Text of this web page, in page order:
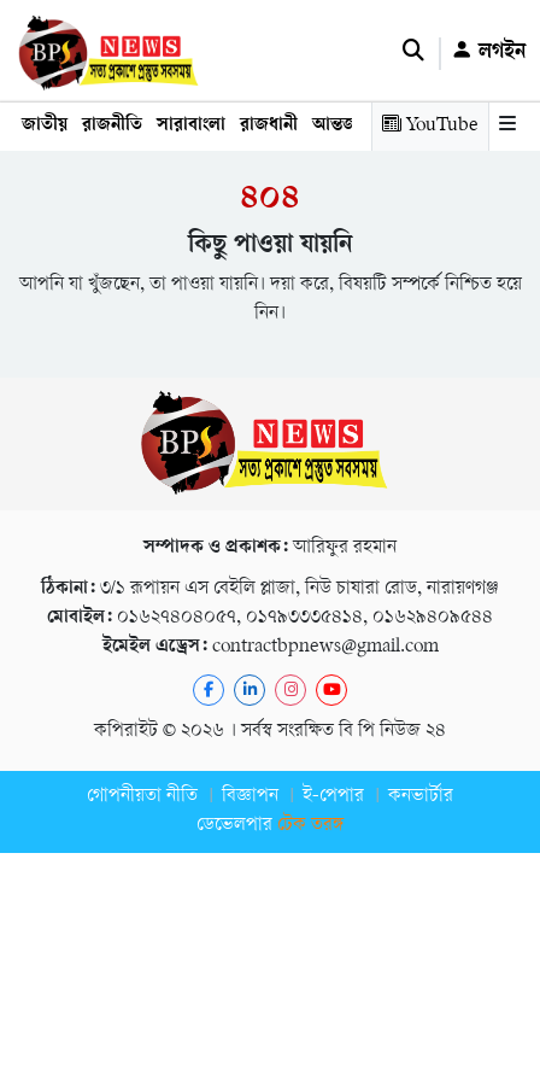
লগইন
জাতীয় রাজনীতি সারাবাংলা রাজধানী আন্তর্জাতিক অর্থনীতি তথ্য
YouTube
৪০৪
কিছু পাওয়া যায়নি
আপনি যা খুঁজছেন, তা পাওয়া যায়নি। দয়া করে, বিষয়টি সম্পর্কে নিশ্চিত হয়ে
নিন।
সম্পাদক ও প্রকাশক:আরিফুর রহমান
ঠিকানা: ৩/১ রূপায়ন এস বেইলি প্লাজা, নিউ চাষারা রোড, নারায়ণগঞ্জ
মোবাইল: ০১৬২৭৪০৪০৫৭, ০১৭৯৩৩৩৫৪১৪, ০১৬২৯৪০৯৫৪৪
ইমেইল এড্রেস:contractbpnews@gmail.com
কপিরাইট © ২০২৬ । সর্বস্ব সংরক্ষিত বি পি নিউজ ২৪
গোপনীয়তা নীতি বিজ্ঞাপন ই-পেপার
কনভার্টার
ডেভেলপার টেক তরঙ্গ